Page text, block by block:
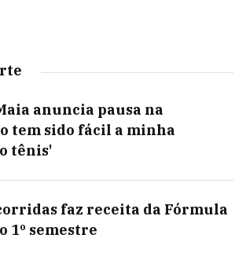
anuncia pausa na
tem sido fácil a minha
tênis'
faz receita da Fórmula
1º semestre